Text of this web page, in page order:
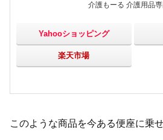
介護もーる 介護用品
Yahooショッピング
楽天市場
このような商品を今ある便座に乗